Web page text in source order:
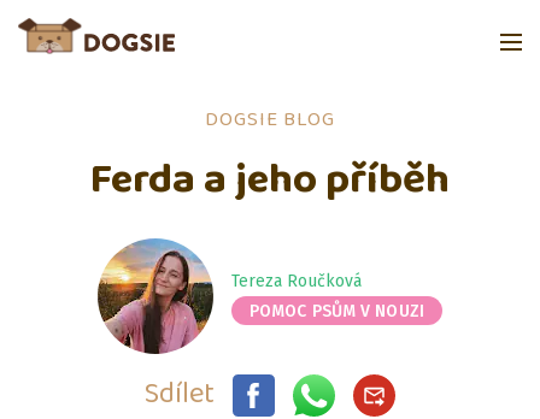
DOGSIE BLOG
Ferda a jeho příběh
Tereza Roučková
POMOC PSŮM V NOUZI
Sdílet